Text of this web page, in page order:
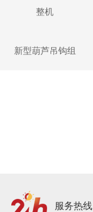
整机
新型葫芦吊钩组
服务热线